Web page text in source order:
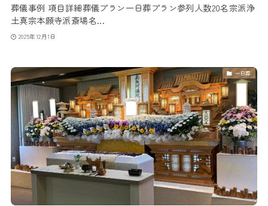
葬儀事例 項目詳細葬儀プラン一日葬プラン参列人数20名宗派浄
土真宗本願寺派斎場名...
2025年12月1日
一日葬